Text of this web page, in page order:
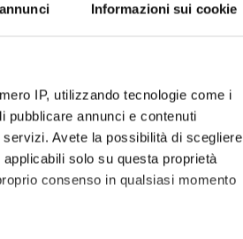
Informazioni sui cookie
IP, utilizzando tecnologie come i
pubblicare annunci e contenuti
Avete la possibilità di scegliere
solo su questa proprietà
consenso in qualsiasi momento
tramite bando